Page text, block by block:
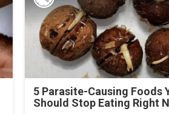
5 Parasite-Causing Foods
Should Stop Eating Right